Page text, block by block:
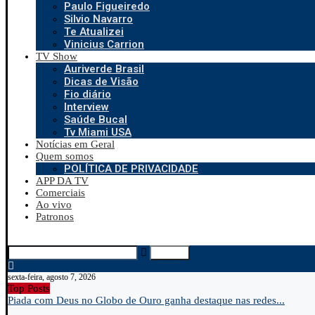
Paulo Figueiredo
Silvio Navarro
Te Atualizei
Vinicius Carrion
TV Show
Auriverde Brasil
Dicas de Visão
Fio diário
Interview
Saúde Bucal
Tv Miami USA
Notícias em Geral
Quem somos
POLÍTICA DE PRIVACIDADE
APP DA TV
Comerciais
Ao vivo
Patronos
sexta-feira, agosto 7, 2026
Top Posts
Piada com Deus no Globo de Ouro ganha destaque nas redes...